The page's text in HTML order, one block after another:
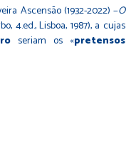
Ascensão (1932-2022) −O
4.ed., Lisboa, 1987), a cujas
seriam os «pretensos